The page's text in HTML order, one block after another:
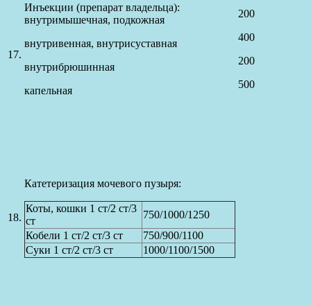
17.
Инъекции (препарат владельца):
внутримышечная, подкожная
внутривенная, внутрисуставная
внутрибрюшинная
капельная
200
400
200
500
18.
Катетеризация мочевого пузыря:
Коты, кошки 1 ст/2 ст/3
ст
750/1000/1250
Кобели 1 ст/2 ст/3 ст
750/900/1100
Суки 1 ст/2 ст/3 ст
1000/1100/1500